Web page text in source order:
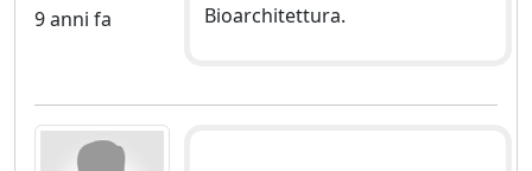
9 anni fa
Bioarchitettura.